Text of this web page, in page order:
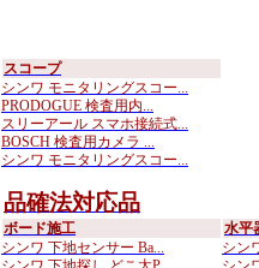
スコープ
シンワ モニタリングスコー...
PRODOGUE 検査用内...
スリーアール スマホ接続式...
BOSCH 検査用カメラ ...
シンワ モニタリングスコー...
品確法対応品
ボード施工
シンワ 下地センサー Ba...
水平
シン